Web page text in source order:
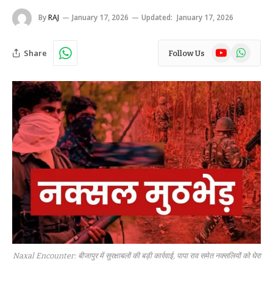
ByRAJ January 17, 2026 Updated: January 17, 2026
Share Follow Us YouTubeWhatsApp
Naxal Encounter: बीजापुर में सुरक्षाबलों की बड़ी कार्रवाई, पापा राव समेत नक्सलियों को घेरा